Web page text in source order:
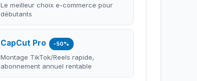
Le meilleur choix e-commerce pour
débutants
CapCut Pro -50%
Montage TikTok/Reels rapide,
abonnement annuel rentable